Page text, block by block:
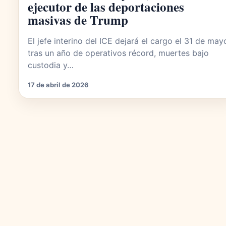
ejecutor de las deportaciones
masivas de Trump
El jefe interino del ICE dejará el cargo el 31 de
tras un año de operativos récord, muertes bajo
custodia y…
17 de abril de 2026